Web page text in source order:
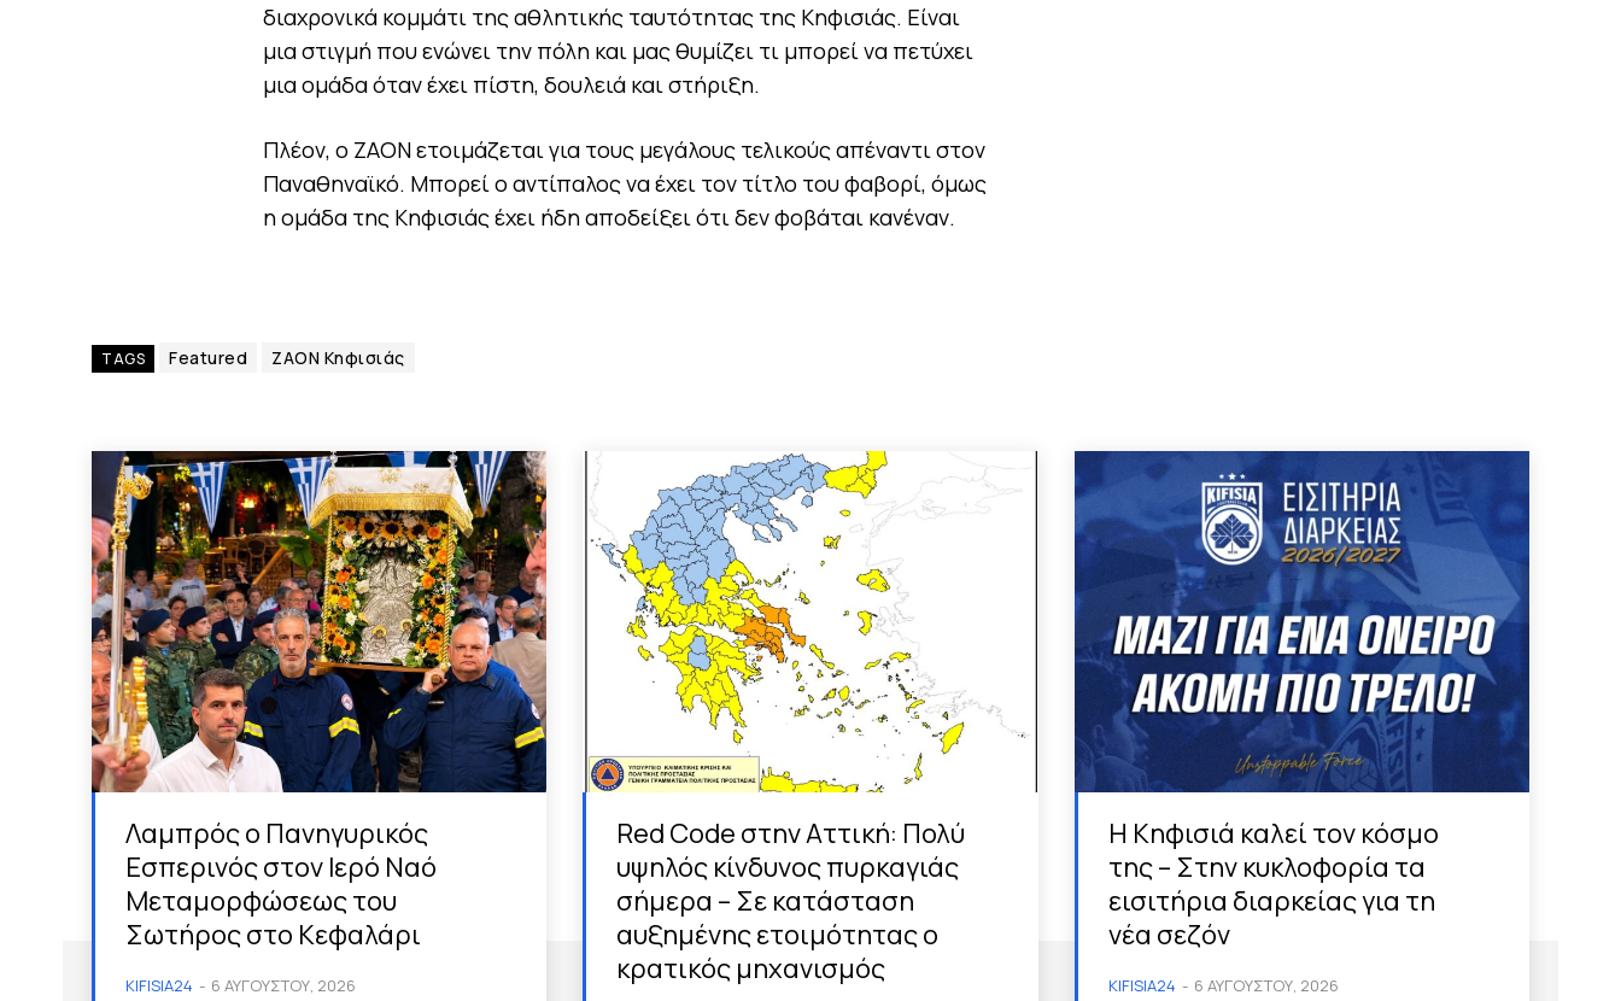
διαχρονικά κομμάτι της αθλητικής ταυτότητας της Κηφισιάς. Είναι
μια στιγμή που ενώνει την πόλη και μας θυμίζει τι μπορεί να πετύχει
μια ομάδα όταν έχει πίστη, δουλειά και στήριξη.
Πλέον, ο ΖΑΟΝ ετοιμάζεται για τους μεγάλους τελικούς απέναντι στον
Παναθηναϊκό. Μπορεί ο αντίπαλος να έχει τον τίτλο του φαβορί, όμως
η ομάδα της Κηφισιάς έχει ήδη αποδείξει ότι δεν φοβάται κανέναν.
TAGS Featured ΖΑΟΝ Κηφισιάς
Λαμπρός ο Πανηγυρικός
Εσπερινός στον Ιερό Ναό
Μεταμορφώσεως του
Σωτήρος στο Κεφαλάρι
KIFISIA24 - 6 ΑΥΓΟΎΣΤΟΥ, 2026
Red Code στην Αττική: Πολύ
υψηλός κίνδυνος πυρκαγιάς
σήμερα – Σε κατάσταση
αυξημένης ετοιμότητας ο
κρατικός μηχανισμός
Η Κηφισιά καλεί τον κόσμο
της – Στην κυκλοφορία τα
εισιτήρια διαρκείας για τη
νέα σεζόν
KIFISIA24 - 6 ΑΥΓΟΎΣΤΟΥ, 2026